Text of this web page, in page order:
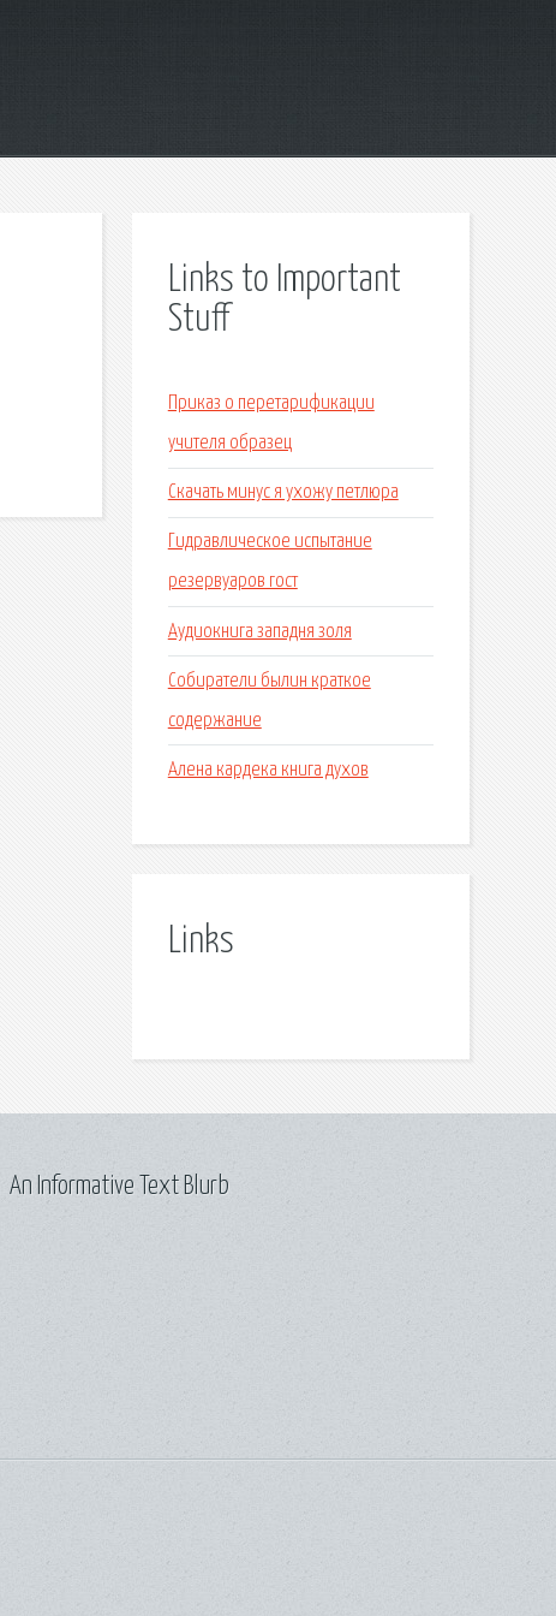
Links to Important
Stuff
Приказ о перетарификации
учителя образец
Скачать минус я ухожу петлюра
Гидравлическое испытание
резервуаров гост
Аудиокнига западня золя
Собиратели былин краткое
содержание
Алена кардека книга духов
Links
An Informative Text Blurb